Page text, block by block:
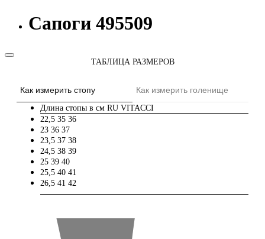
Сапоги 495509
ТАБЛИЦА РАЗМЕРОВ
Как измерить стопу Как измерить голенище
Длина стопы в см RU VITACCI
22,5 35 36
23 36 37
23,5 37 38
24,5 38 39
25 39 40
25,5 40 41
26,5 41 42